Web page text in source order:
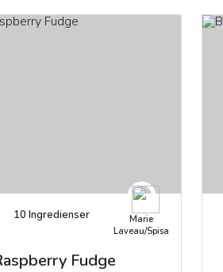
10 Ingredienser
Fudge
Marie
Laveau/Spisa